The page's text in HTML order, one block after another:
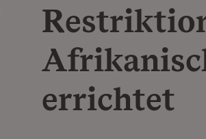
errichtet